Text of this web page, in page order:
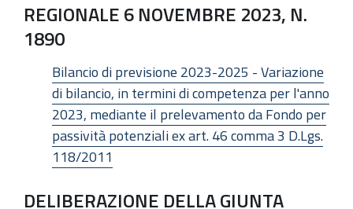
REGIONALE 6 NOVEMBRE 2023, N.
1890
Bilancio di previsione 2023-2025 - Variazione
di bilancio, in termini di competenza per l'anno
2023, mediante il prelevamento da Fondo per
passività potenziali ex art. 46 comma 3 D.Lgs.
118/2011
DELIBERAZIONE DELLA GIUNTA